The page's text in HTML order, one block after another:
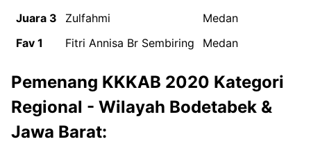
Juara 3
Zulfahmi
Medan
Fav 1
Fitri Annisa Br Sembiring Medan
Pemenang KKKAB 2020 Kategori
Regional - Wilayah Bodetabek &
Jawa Barat: